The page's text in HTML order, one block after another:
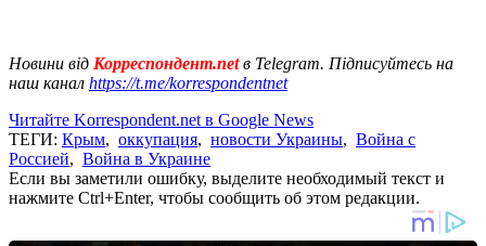
Новини від Корреспондент.netв Telegram. Підписуйтесь на
наш канал https://t.me/korrespondentnet
Читайте Korrespondent.net в Google News
ТЕГИ: Крым, оккупация, новости Украины, Война с
Россией, Война в Украине
Если вы заметили ошибку, выделите необходимый текст и
нажмите Ctrl+Enter, чтобы сообщить об этом редакции.